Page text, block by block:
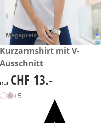
Megapreis
CHF 13.-
Kurzarmshirt mit V-
Ausschnitt
CHF 13.-
nur CHF 13.-
+5